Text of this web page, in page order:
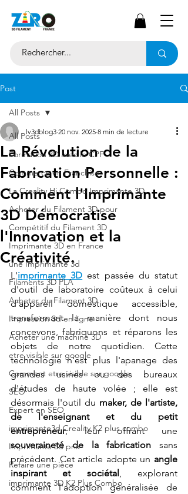
Post
All Posts
Formation 3D avec le CPF
Commerce en Franchise
La Creality Hi Combo Imprimante 3D
Acheter du Filament 3D pour
Compétitif du Filament 3D
Imprimante 3D en France
une Imprimante 3d
Filaments 3D PLA
Acheter du Filament 3D
Impression 3d en ligne
Acheter une machine 3D
etre visible sur google
Comment etre visible sur google
SEO
Expert en SEO
imprimante3d Creality K2 plus combo
Imprimante 3d prix
Refaire une pièce
imprimante 3D K2 Plus Combo
All Posts
La Révolution de la
Fabrication Personnelle :
Comment l'Imprimante
3D Démocratise
l'Innovation et la
Créativité.
lv3dblog3 20 nov. 2025 8 min de lecture
L'imprimante 3D est passée du statut
d'outil de laboratoire coûteux à celui
d'appareil domestique accessible,
transformant la manière dont nous
concevons, fabriquons et réparons les
objets de notre quotidien. Cette
technologie n'est plus l'apanage des
grandes usines ou des bureaux
d'études de haute volée ; elle est
désormais l'outil du maker, de l'artiste,
de l'enseignant et du petit
entrepreneur
souveraineté de la fabrication sans
précédent. Cet article adopte un angle
inspirant et sociétal, explorant
comment l'adoption généralisée de